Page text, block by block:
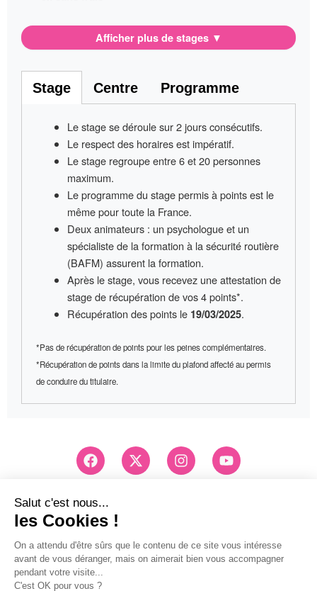
Afficher plus de stages ▼
Stage Centre Programme
Le stage se déroule sur2 jours consécutifs.
Le respect des horaires est impératif.
Le stage regroupe entre6 et 20 personnes
maximum.
Le programme du stage permis à pointsest le
même pour toute la France.
Deux animateurs: un psychologue et un
spécialiste de la formation à la sécurité routière
(BAFM) assurent la formation.
Après le stage, vous recevez uneattestation de
stagede récupération de vos 4 points*.
Récupération des points le 19/03/2025.
*Pas de récupération de points pour les peines complémentaires.
*Récupération de points dans la limite du plafond affecté au permis
de conduire du titulaire.
F
a
b
o
k
X
-
e
r
I
n
r
a
m
Y
o
03 83 26 83 83
Mentions légales
Politique de confidentialité